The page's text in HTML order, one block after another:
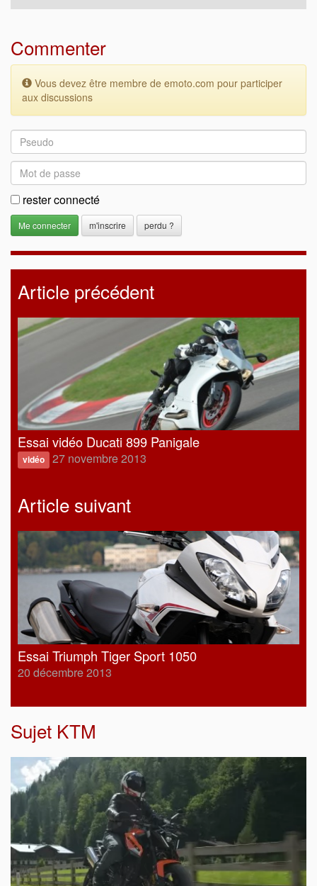
Commenter
Vous devez être membre de emoto.com pour participer
aux discussions
rester connecté
m'inscrire perdu ?
Article précédent
Essai vidéo Ducati 899 Panigale
vidéo 27 novembre 2013
Article suivant
Essai Triumph Tiger Sport 1050
20 décembre 2013
Sujet KTM